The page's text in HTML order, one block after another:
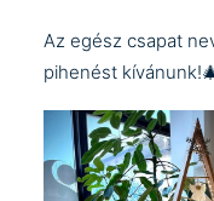
Az egész csapat
pihenést